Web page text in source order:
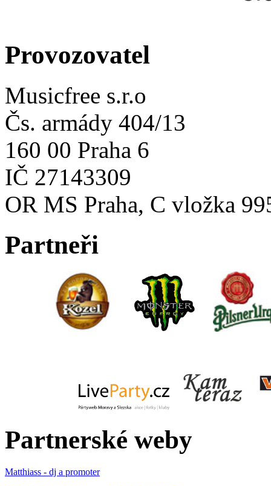
Provozovatel
Musicfree s.r.o
Čs. armády 404/13
160 00 Praha 6
IČ 27143309
OR MS Praha, C vložka
Partneři
Partnerské weby
Matthiass - dj a promoter